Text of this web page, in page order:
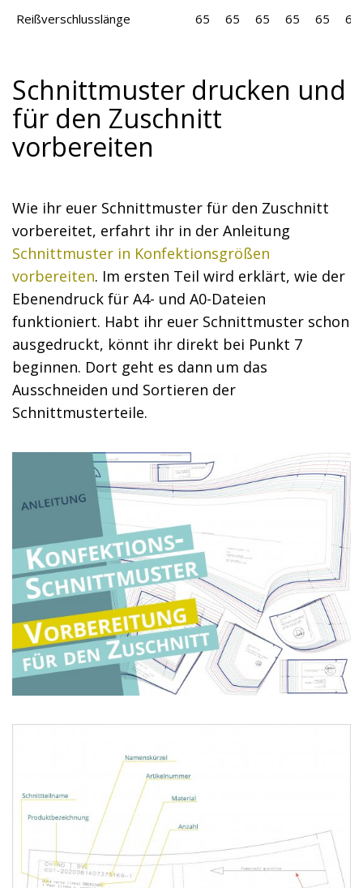
Reißverschlusslänge
65 65 65 65 65 65
Schnittmuster drucken und
für den Zuschnitt
vorbereiten
Wie ihr euer Schnittmuster für den Zuschnitt
vorbereitet, erfahrt ihr in der Anleitung
Schnittmuster in Konfektionsgrößen
vorbereiten. Im ersten Teil wird erklärt, wie der
Ebenendruck für A4- und A0-Dateien
funktioniert. Habt ihr euer Schnittmuster schon
ausgedruckt, könnt ihr direkt bei Punkt 7
beginnen. Dort geht es dann um das
Ausschneiden und Sortieren der
Schnittmusterteile.